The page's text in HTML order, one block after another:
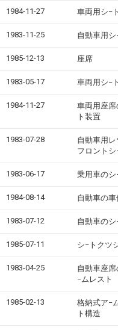
1984-11-27 車両用シ−ト
1983-11-25 自動車用
1985-12-13 座席
1983-05-17 車両用シ−
1984-11-27
車両用座
ト装置
1983-07-28
自動車用
フロントシ
1983-06-17 乗用車のシ
1984-08-14 自動車の車
1983-07-12 自動車のシ
1985-07-11 シ−トクツ
1983-04-25
自動車座
−ムレスト
1985-02-13
格納式ア−
ト構造